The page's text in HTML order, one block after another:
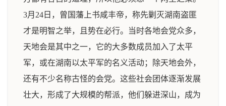
3月24日，曾国藩上书咸丰帝，称先剿灭湖南盗匪
才是明智之举，且势在必行。当时各地会党众多，
天地会是其中之一，它的大多数成员加入了太平
军，或在湖南以太平军的名义活动；除天地会外，
还有不少名称古怪的会党。这些社会团体逐渐发展
壮大，形成了大规模的帮派，他们躲进深山，成为